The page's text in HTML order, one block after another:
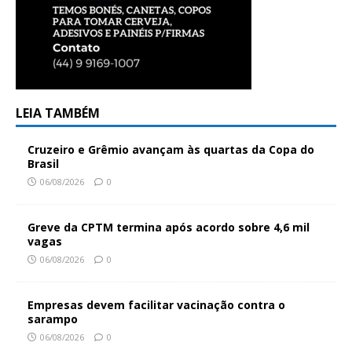
LEIA TAMBÉM
Cruzeiro e Grêmio avançam às quartas da Copa do
Brasil
06/08/2026 0
Greve da CPTM termina após acordo sobre 4,6 mil
vagas
06/08/2026 0
Empresas devem facilitar vacinação contra o
sarampo
06/08/2026 0